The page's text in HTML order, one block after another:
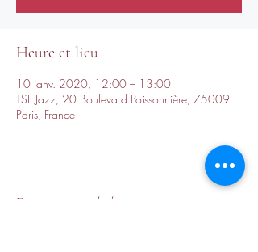
Heure et lieu
10 janv. 2020, 12:00 – 13:00
TSF Jazz, 20 Boulevard Poissonnière, 75009
Paris, France
Partager cet événement